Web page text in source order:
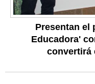
Presentan el
Educadora'
convertirá